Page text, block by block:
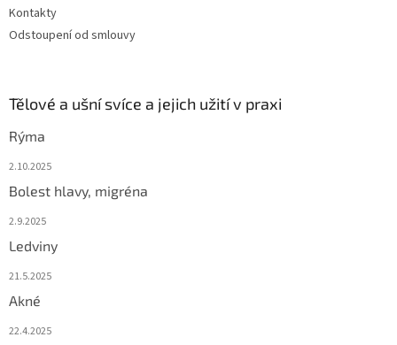
Kontakty
Odstoupení od smlouvy
Tělové a ušní svíce a jejich užití v praxi
Rýma
2.10.2025
Bolest hlavy, migréna
2.9.2025
Ledviny
21.5.2025
Akné
22.4.2025